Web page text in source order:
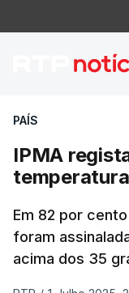
IPMA
PAÍS
IPMA
Em 82 por
foram
acima dos 35